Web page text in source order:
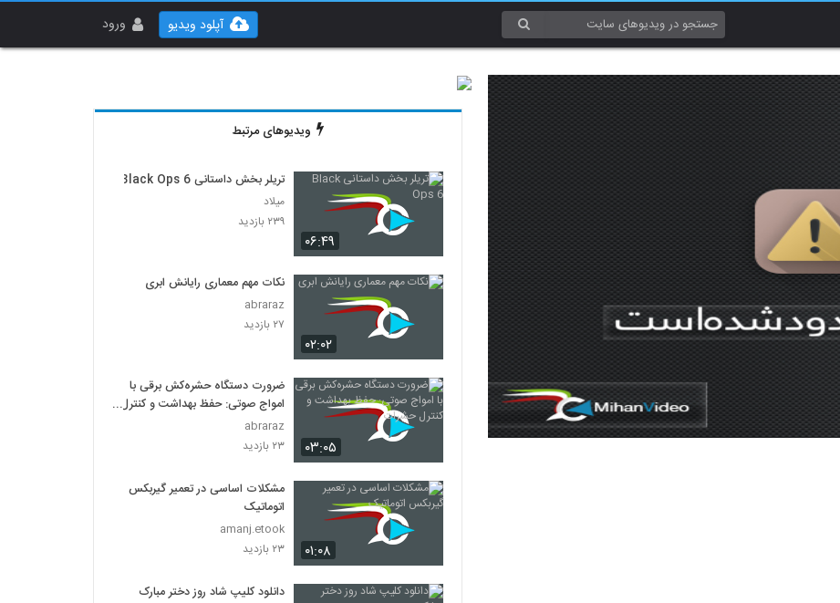
ورود آپلود ویدیو
ویدیوهای مرتبط
۰۶:۴۹
تریلر بخش داستانی Black Ops 6
میلاد
۲۳۹ بازدید
۰۲:۰۲
نکات مهم معماری رایانش ابری
abraraz
۲۷ بازدید
۰۳:۰۵
ضرورت دستگاه حشره‌کش برقی با
امواج صوتی: حفظ بهداشت و کنترل
حشرات
abraraz
۲۳ بازدید
۰۱:۰۸
مشکلات اساسی در تعمیر گیربکس
اتوماتیک
amanj.etook
۲۳ بازدید
دانلود کلیپ شاد روز دختر مبارک